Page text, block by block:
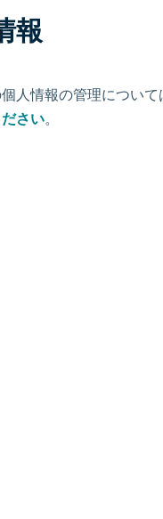
報
人情報の管理について
さい。